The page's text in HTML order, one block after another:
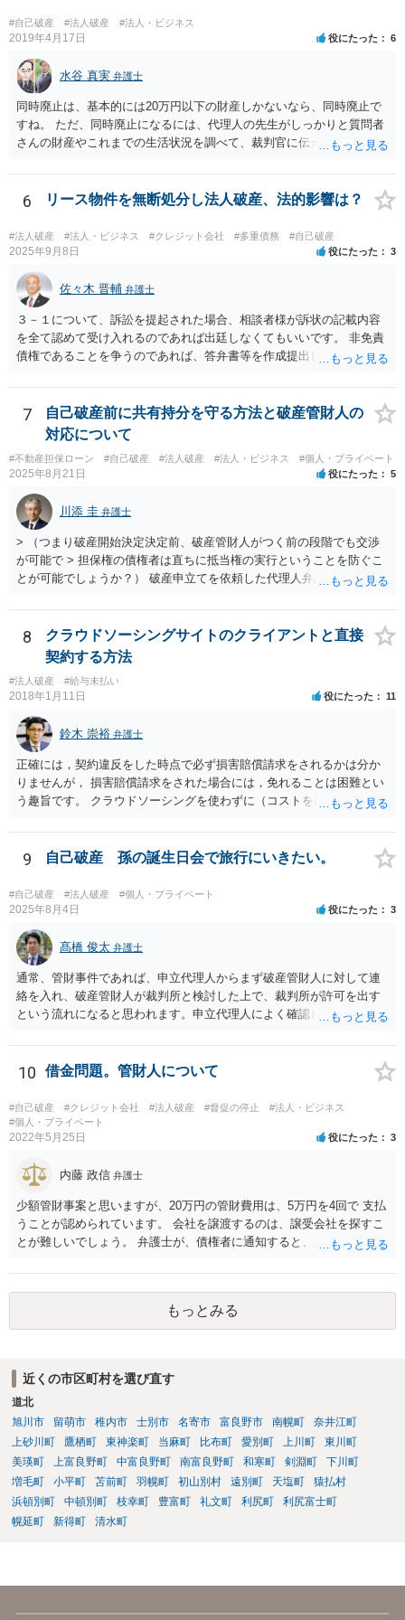
たり 破産の際になにか問題となりますか？ ・・・弁護士費用を捻出
するために売り上げの努力をされることは問題ありません。 法人の売
前は微妙な問題がありますので 弁護士相談する必要があるでしょ
う。 いずれにせよ 破産必至の状況で 新たな負債を作らずに売り上
げを上げるように注意しながら行う必要があります。
#自己破産 #法人破産 #法人・ビジネス
2019年4月17日 役にたった 6
水谷 真実 弁護士
同時廃止は、基本的には20万円以下の財産しかないなら、同時廃止で
すね。 ただ、同時廃止になるには、代理人の先生がしっかりと質問者
さんの財産やこれまでの生活状況を調べて、裁判官に伝える必要があ
して、代理人の先生が同時廃止でいけるというなら、同時廃止になる
でしょう。
6 リース物件を無断処分し法人破産、法的影響は？
#法人破産 #法人・ビジネス #クレジット会社 #多重債務 #自己破産
2025年9月8日 役にたった 3
佐々木 晋輔 弁護士
３－１について、訴訟を提起された場合、相談者様が訴状の記載内容
を全て認めて受け入れるのであれば出廷しなくてもいいです。 非免責
債権であることを争うのであれば、答弁書等を作成提出して反論しな
した弁護士が受ける場合でも、弁護士費用は別途必要になると思いま
す。 ３－２について、上記のとおり、破産とは別で弁護士費用が必要
になると思います。 費用の額については、弁護士によって異なります
が、破産手続を受任した弁護士が受けるのであれば、低めの金額で受
けてくれるかもしれません。 弁護士を依頼するかどうかは、弁護士費
用と賠償額を比較して決められたらいいと思います。 なお、リース会
社が非免責債権であると主張するのであれば、破産手続の中（免責に
対する意見等）で主張すると思いますので、訴訟されるかどうかは破
産手続中に分かると思います。
7
自己破産前に共有持分を守る方法と破産管財人の
対応について
#不動産担保ローン #自己破産 #法人破産 #法人・ビジネス #個人・プライベート
2025年8月21日 役にたった 5
川添 圭 弁護士
> （つまり破産開始決定決定前、破産管財人がつく前の段階でも交渉
が可能で > 担保権の債権者は直ちに抵当権の実行ということを防ぐこ
とが可能でしょうか？） 破産申立てを依頼した代理人弁護士が売買に
が可能な場合もありますが、オーバーローン事案では売却代金が手元
に残らないことになるため、弁護士としても慎重な判断が求められま
す。 > 例えば弁護士費用を分割で積立するなど半年、１年かかる場合
でも かなり率直な（身も蓋もない）意見を述べると、担保に供されて
いる共有持分を親族が取得することで不動産を守りたいのであれば、
弁護士費用は長期分割などせず、親族等から援助して貰うことを模索
した方がよいと思います（弁護士費用の援助も馬鹿にならない金額で
すが、それによって共有持分を取得できる可能性が高くなるのであれ
ば、他の共有者にとってもそれを支出するだけのメリットがあると思
います）。
8
クラウドソーシングサイトのクライアントと直接
契約する方法
#法人破産 #給与未払い
2018年1月11日 役にたった 11
鈴木 崇裕 弁護士
正確には，契約違反をした時点で必ず損害賠償請求をされるかは分か
りませんが， 損害賠償請求をされた場合には，免れることは困難とい
う趣旨です。 クラウドソーシングを使わずに（コストを掛けずに）ク
て）クライアントを探すか， というご判断になりますね。 広告費など
と同様に，費用対効果を考えて営業をすることになると思います。
9 自己破産 孫の誕生日会で旅行にいきたい。
#自己破産 #法人破産 #個人・プライベート
2025年8月4日 役にたった 3
髙橋 俊太 弁護士
通常、管財事件であれば、申立代理人からまず破産管財人に対して連
絡を入れ、破産管財人が裁判所と検討した上で、裁判所が許可を出す
という流れになると思われます。申立代理人によく確認してみるとよ
10 借金問題。管財人について
#自己破産 #クレジット会社 #法人破産 #督促の停止
#法人・ビジネス
#個人・プライベート
2022年5月25日 役にたった 3
内藤 政信 弁護士
少額管財事案と思いますが、20万円の管財費用は、5万円を4回で 支払
うことが認められています。 会社を譲渡するのは、譲受会社を探すこ
とが難しいでしょう。 弁護士が、債権者に通知すると、支払いを止め
う。
もっとみる
近くの市区町村を選び直す
道北
旭川市
留萌市 稚内市 士別市 名寄市 富良野市 南幌町
奈井江町
上砂川町
鷹栖町 東神楽町 当麻町 比布町 愛別町 上川町
東川町
美瑛町
上富良野町 中富良野町 南富良野町 和寒町 剣淵町
下川町
増毛町
小平町 苫前町 羽幌町 初山別村 遠別町 天塩町
猿払村
浜頓別町
中頓別町 枝幸町 豊富町 礼文町 利尻町
利尻富士町
幌延町
新得町 清水町